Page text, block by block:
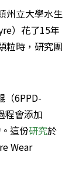
州立大學水生
）花了15年
粒時，研究團
（6PPD-
程會添加
這份研究於
Wear